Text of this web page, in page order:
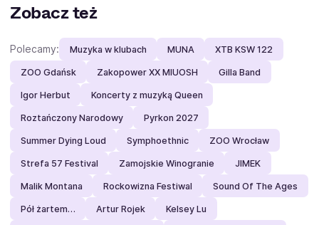
Zobacz też
Polecamy: Muzyka w klubach MUNA XTB KSW 122
ZOO Gdańsk Zakopower XX MIUOSH Gilla Band
Igor Herbut Koncerty z muzyką Queen
Roztańczony Narodowy Pyrkon 2027
Summer Dying Loud Symphoethnic ZOO Wrocław
Strefa 57 Festival Zamojskie Winogranie JIMEK
Malik Montana Rockowizna Festiwal Sound Of The Ages
Pół żartem… Artur Rojek Kelsey Lu